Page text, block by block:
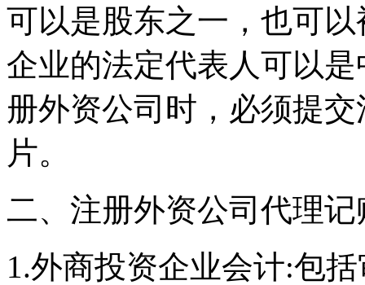
可以是股东之一，也可
企业的法定代表人可以
册外资公司时，必须提
片。
二、注册外资公司代理记
1.外商投资企业会计:包